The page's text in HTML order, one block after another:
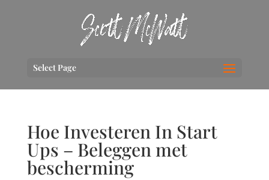
Select Page
Hoe Investeren In Start
Ups – Beleggen met
bescherming